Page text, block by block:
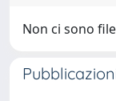
Non ci sono